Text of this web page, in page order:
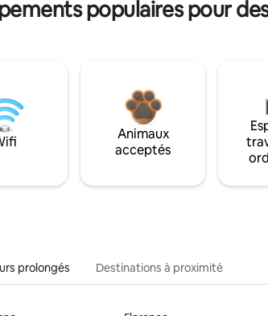
populaires pour
Animaux
acceptés
prolongés Destinations à proximité